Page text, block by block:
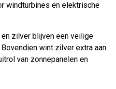
windturbines en elektrische
zilver blijven een veilige
wint zilver extra aan
van zonnepanelen en